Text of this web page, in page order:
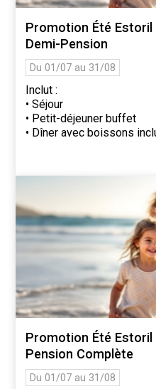
Promotion Été Estoril
Demi-Pension
Du 01/07 au 31/08
Inclut :
• Séjour
• Petit-déjeuner buffet
• Dîner avec boissons
Promotion Été Estoril
Pension Complète
Du 01/07 au 31/08